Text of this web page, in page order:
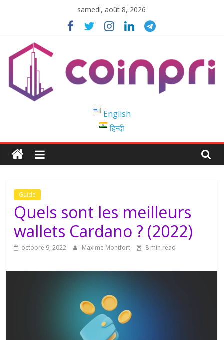
samedi, août 8, 2026
Blockchain
Easy
to
English
हिन्दी
Guide
Quels sont les meilleurs
wallets Cardano ? (2022)
octobre 9, 2022 Maxime Montfort 8 min read